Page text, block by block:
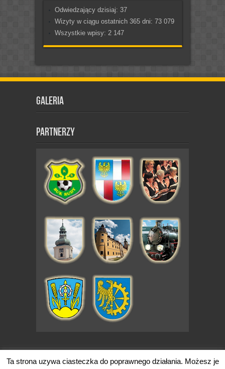
Odwiedzający dzisiaj: 37
Wizyty w ciągu ostatnich 365 dni: 73 079
Wszystkie wpisy: 2 147
Galeria
Partnerzy
code by - Simple Creative
Ta strona uzywa ciasteczka do poprawnego działania. Możesz je